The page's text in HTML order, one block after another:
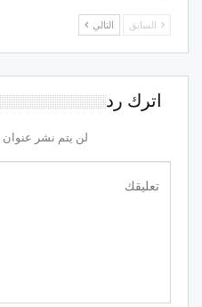
السابق التالي
اترك رد
لن يتم نشر عنوان